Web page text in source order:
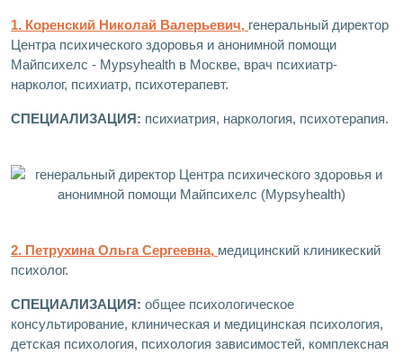
1. Коренский Николай Валерьевич, генеральный директор
Центра психического здоровья и анонимной помощи
Майпсихелс - Mypsyhealth в Москве, врач психиатр-
нарколог, психиатр, психотерапевт.
СПЕЦИАЛИЗАЦИЯ: психиатрия, наркология, психотерапия.
2. Петрухина Ольга Сергеевна, медицинский клиникеский
психолог.
СПЕЦИАЛИЗАЦИЯ: общее психологическое
консультирование, клиническая и медицинская психология,
детская психология, психология зависимостей, комплексная